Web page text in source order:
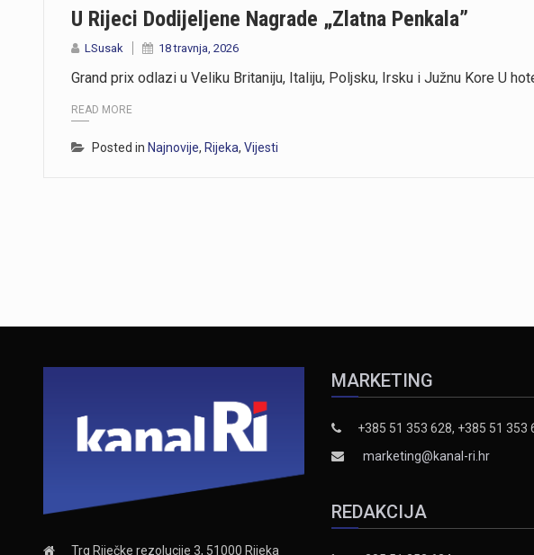
U Rijeci Dodijeljene Nagrade „Zlatna Penkala”
LSusak 18 travnja, 2026
Grand prix odlazi u Veliku Britaniju, Italiju, Poljsku, Irsku i Južnu Kore U
READ MORE
Posted in Najnovije, Rijeka, Vijesti
Trg Riječke rezolucije 3, 51000 Rijeka
MARKETING
+385 51 353 628, +385 51 353
marketing@kanal-ri.hr
REDAKCIJA